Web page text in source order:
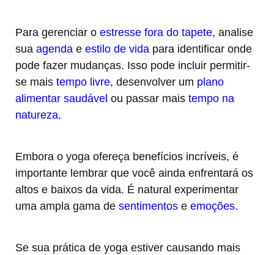
Para gerenciar o estresse fora do tapete, analise
sua agenda e estilo de vida para identificar onde
pode fazer mudanças. Isso pode incluir permitir-
se mais tempo livre, desenvolver um plano
alimentar saudável ou passar mais tempo na
natureza.
Embora o yoga ofereça benefícios incríveis, é
importante lembrar que você ainda enfrentará os
altos e baixos da vida. É natural experimentar
uma ampla gama de sentimentos e emoções.
Se sua prática de yoga estiver causando mais